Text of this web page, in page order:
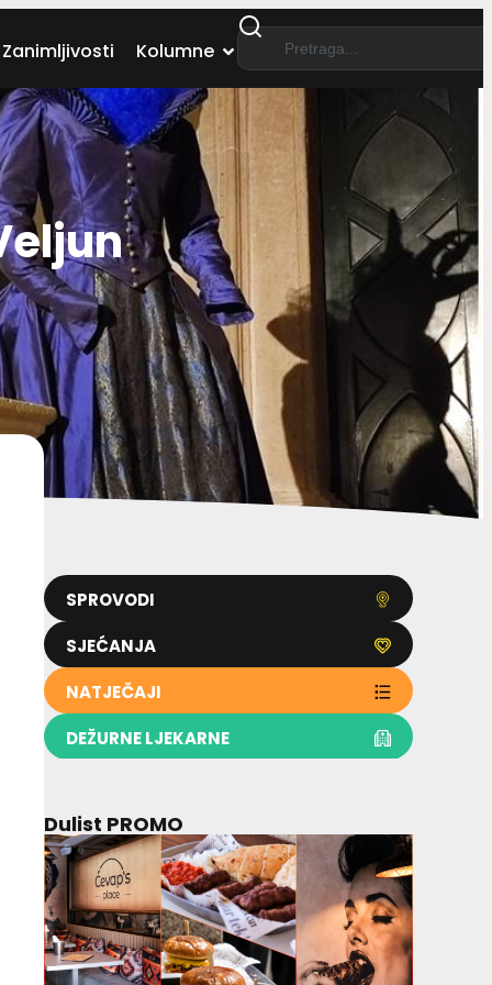
Zanimljivosti Kolumne
SPROVODI
SJEĆANJA
NATJEČAJI
DEŽURNE LJEKARNE
Dulist PROMO